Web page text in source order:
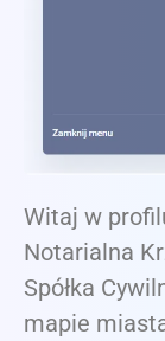
Witaj w
Notarialna
Spółka
mapie